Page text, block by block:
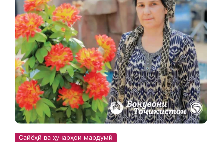
Сайёҳӣ ва ҳунарҳои мардумӣ